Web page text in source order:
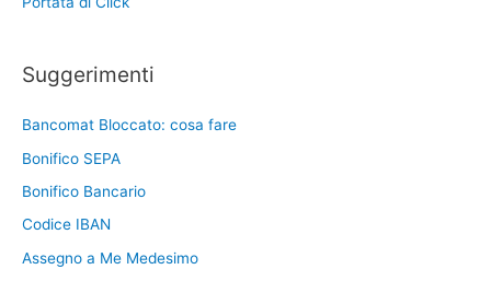
Suggerimenti
Bancomat Bloccato: cosa fare
Bonifico SEPA
Bonifico Bancario
Codice IBAN
Assegno a Me Medesimo